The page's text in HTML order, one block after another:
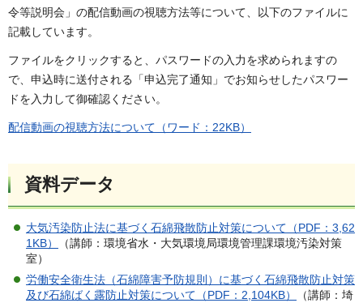
令等説明会」の配信動画の視聴方法等について、以下のファイルに
記載しています。
ファイルをクリックすると、パスワードの入力を求められますの
で、申込時に送付される「申込完了通知」でお知らせしたパスワー
ドを入力して御確認ください。
配信動画の視聴方法について（ワード：22KB）
資料データ
大気汚染防止法に基づく石綿飛散防止対策について（PDF：3,62
1KB）
（講師：環境省水・大気環境局環境管理課環境汚染対策
室）
労働安全衛生法（石綿障害予防規則）に基づく石綿飛散防止対策
及び石綿ばく露防止対策について（PDF：2,104KB）
（講師：埼